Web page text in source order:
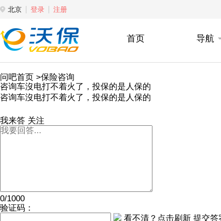
北京 登录 注册
首页 导航
问吧首页 >保险咨询
咨询车沒电打不着火了，投保的是人保的
咨询车沒电打不着火了，投保的是人保的
我来答 关注
0/1000
验证码：
看不清？点击刷新 提交答